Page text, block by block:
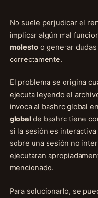
No suele perjudicar el
implicar algún mal
molesto o generar
correctamente.
El problema se origina
ejecuta leyendo el
invoca al bashrc global en
global de bashrc tiene
si la sesión es
sobre una sesión no
ejecutaran
mencionado.
Para solucionarlo, se